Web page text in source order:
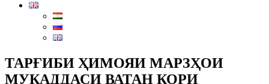
ТАРҒИБИ ҲИМОЯИ МАРЗҲОИ
МУҚАДДАСИ ВАТАН КОРИ